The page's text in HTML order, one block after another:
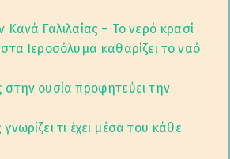
Κανά Γαλιλαίας – Το νερό κρασί
Ιεροσόλυμα καθαρίζει το ναό
στην ουσία προφητεύει την
τι έχει μέσα του κάθε